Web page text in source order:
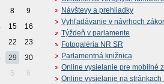
8
9
15
16
22
23
29
30
5 6
Návštevy a prehliadky
Vyhľadávanie v návrhoch
Týždeň v parlamente
Fotogaléria NR SR
Parlamentná knižnica
Online vysielanie pre mobilné
Online vysielanie na stránkach